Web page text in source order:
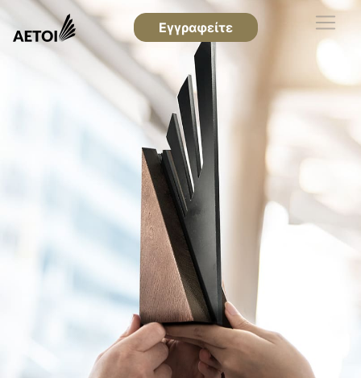
Εγγραφείτε